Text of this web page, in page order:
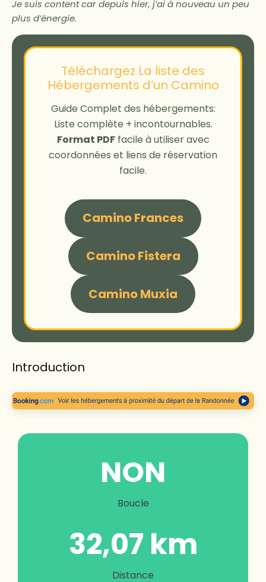
Je suis content car depuis hier, j’ai à nouveau un peu
plus d’énergie.
Téléchargez La liste des
Hébergements d’un Camino
Guide Complet des hébergements:
Liste complète + incontournables.
Format PDFfacile à utiliser avec
coordonnées et liens de réservation
facile.
Camino Frances
Camino Fistera
Camino Muxia
Introduction
NON
Boucle
32,07 km
Distance